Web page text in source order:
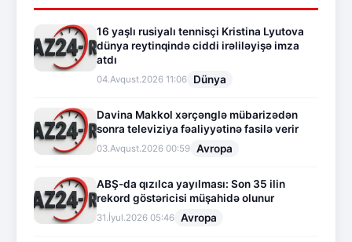
16 yaşlı rusiyalı tennisçi Kristina Lyutova
dünya reytinqində ciddi irəliləyişə imza
atdı
04.Avqust.2026 11:06 Dünya
Davina Makkol xərçənglə mübarizədən
sonra televiziya fəaliyyətinə fasilə verir
03.Avqust.2026 00:59 Avropa
ABŞ-da qızılca yayılması: Son 35 ilin
rekord göstəricisi müşahidə olunur
31.İyul.2026 05:46 Avropa